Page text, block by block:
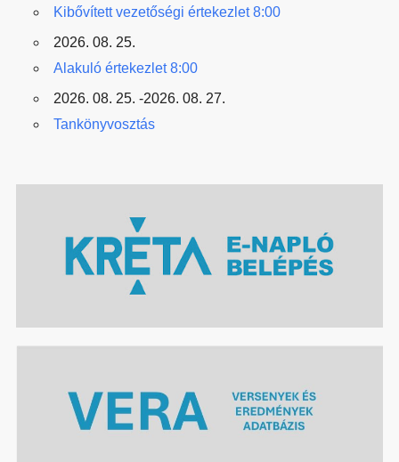
Kibővített vezetőségi értekezlet 8:00
2026. 08. 25.
Alakuló értekezlet 8:00
2026. 08. 25. -2026. 08. 27.
Tankönyvosztás